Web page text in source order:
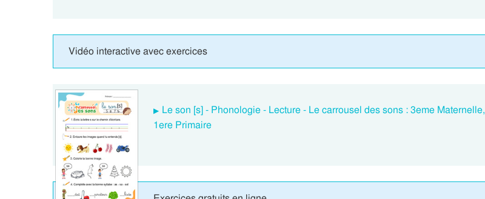
Vidéo interactive avec exercices
Le son [s] - Phonologie - Lecture - Le carrousel des sons : 3eme Maternelle,
1ere Primaire